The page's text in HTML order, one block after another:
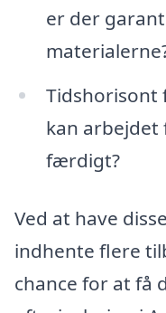
er der
Tidshorisont
kan
færdigt?
Ved at have
indhente flere
chance for at få